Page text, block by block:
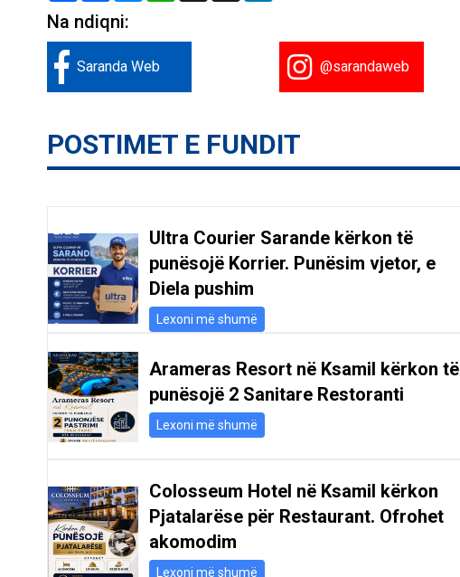
Na ndiqni:
Saranda Web @sarandaweb
POSTIMET E FUNDIT
Ultra Courier Sarande kërkon të
punësojë Korrier. Punësim vjetor, e
Diela pushim
Lexoni më shumë
Arameras Resort në Ksamil kërkon të
punësojë 2 Sanitare Restoranti
Lexoni më shumë
Colosseum Hotel në Ksamil kërkon
Pjatalarëse për Restaurant. Ofrohet
akomodim
Lexoni më shumë